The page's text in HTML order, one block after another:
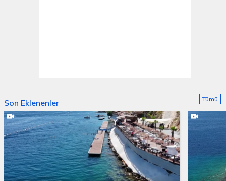
Son Eklenenler Tümü